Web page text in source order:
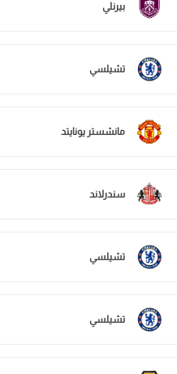
بيرنلي
تشيلسي
مانشستر يونايتد
سندرلاند
تشيلسي
تشيلسي